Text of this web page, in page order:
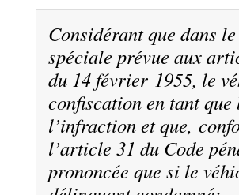
Considérant que dans
spéciale prévue aux
du 14 février 1955, le
confiscation en tant
l’infraction et que,
l’article 31 du Code
prononcée que si le